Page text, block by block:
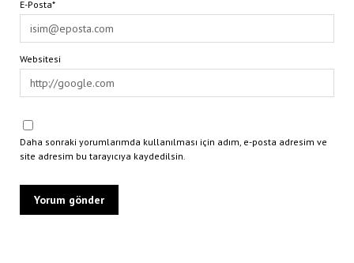
E-Posta*
Websitesi
Daha sonraki yorumlarımda kullanılması için adım, e-posta adresim ve
site adresim bu tarayıcıya kaydedilsin.